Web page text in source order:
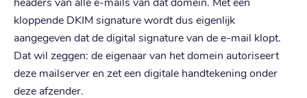
kloppende DKIM signature wordt dus eigenlijk
aangegeven dat de digital signature van de e-mail klopt.
Dat wil zeggen: de eigenaar van het domein autoriseert
deze mailserver en zet een digitale handtekening onder
deze afzender.